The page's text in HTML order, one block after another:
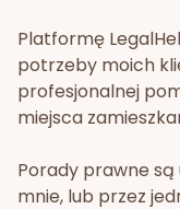
Platformę
potrzeby moich
profesjonalnej
miejsca
Porady prawne
mnie, lub przez